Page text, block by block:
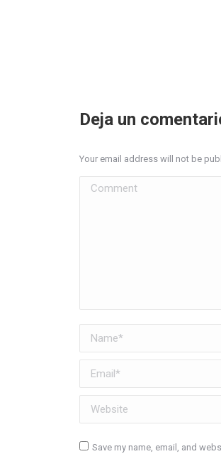
Deja un
Your email address will not be
Comment
Name *
Email *
Website
Save my name, email, and